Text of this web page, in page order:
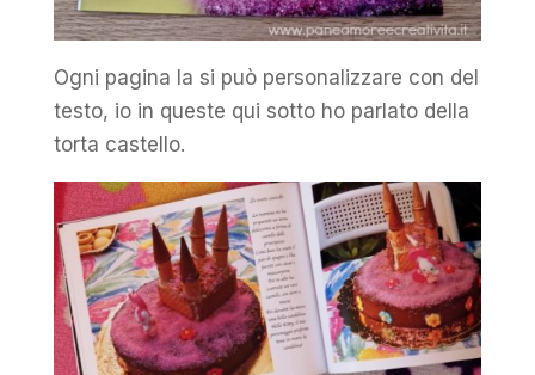
Ogni pagina la si può personalizzare con del
testo, io in queste qui sotto ho parlato della
torta castello.